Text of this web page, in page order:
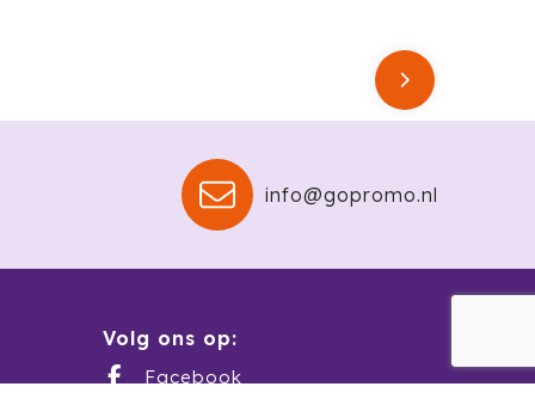
info@gopromo.nl
Volg ons op:
Facebook